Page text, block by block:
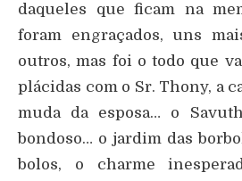
daqueles que ficam na
foram engraçados, uns
outros, mas foi o todo que
plácidas com o Sr. Thony, a
muda da esposa… o
bondoso… o jardim das
bolos, o charme